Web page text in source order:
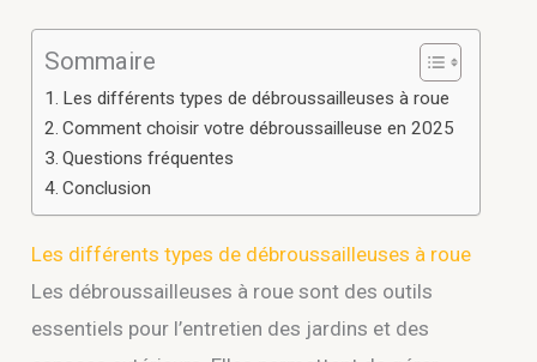
Sommaire
Les différents types de débroussailleuses à roue
Comment choisir votre débroussailleuse en 2025
Questions fréquentes
Conclusion
Les différents types de débroussailleuses à roue
Les débroussailleuses à roue sont des outils
essentiels pour l’entretien des jardins et des